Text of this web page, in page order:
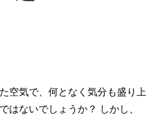
空気で、何となく気分も盛り上
はないでしょうか？ しかし、